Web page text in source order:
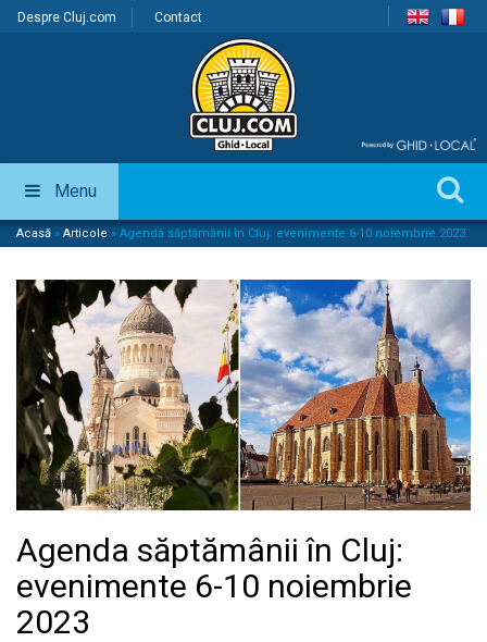
Despre Cluj.com Contact
Menu
Acasă » Articole » Agenda săptămânii în Cluj: evenimente 6-10 noiembrie 2023
Agenda săptămânii în Cluj:
evenimente 6-10 noiembrie
2023